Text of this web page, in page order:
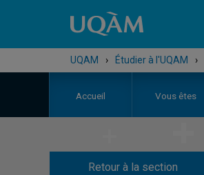
UQAM › Étudier à l'UQAM ›
Accueil Vous êtes
Retour à la section